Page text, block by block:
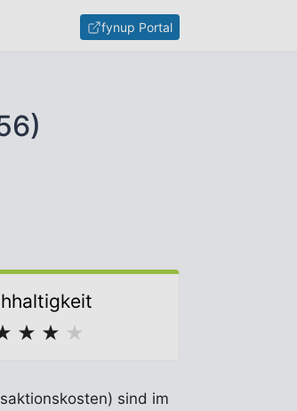
fynup Portal
★ ★ ★
sind im